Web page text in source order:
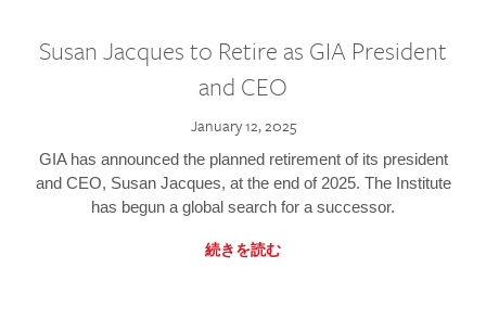
Susan Jacques to Retire as GIA President
and CEO
January 12, 2025
GIA has announced the planned retirement of its president
and CEO, Susan Jacques, at the end of 2025. The Institute
has begun a global search for a successor.
続きを読む